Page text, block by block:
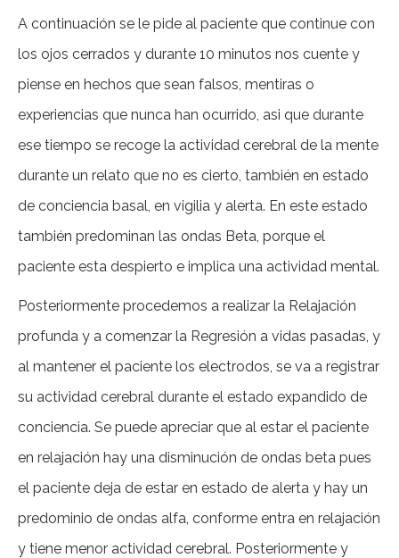
A continuación se le pide al paciente que continue con
los ojos cerrados y durante 10 minutos nos cuente y
piense en hechos que sean falsos, mentiras o
experiencias que nunca han ocurrido, asi que durante
ese tiempo se recoge la actividad cerebral de la mente
durante un relato que no es cierto, también en estado
de conciencia basal, en vigilia y alerta. En este estado
también predominan las ondas Beta, porque el
paciente esta despierto e implica una actividad mental.
Posteriormente procedemos a realizar la Relajación
profunda y a comenzar la Regresión a vidas pasadas, y
al mantener el paciente los electrodos, se va a registrar
su actividad cerebral durante el estado expandido de
conciencia. Se puede apreciar que al estar el paciente
en relajación hay una disminución de ondas beta pues
el paciente deja de estar en estado de alerta y hay un
predominio de ondas alfa, conforme entra en relajación
y tiene menor actividad cerebral. Posteriormente y